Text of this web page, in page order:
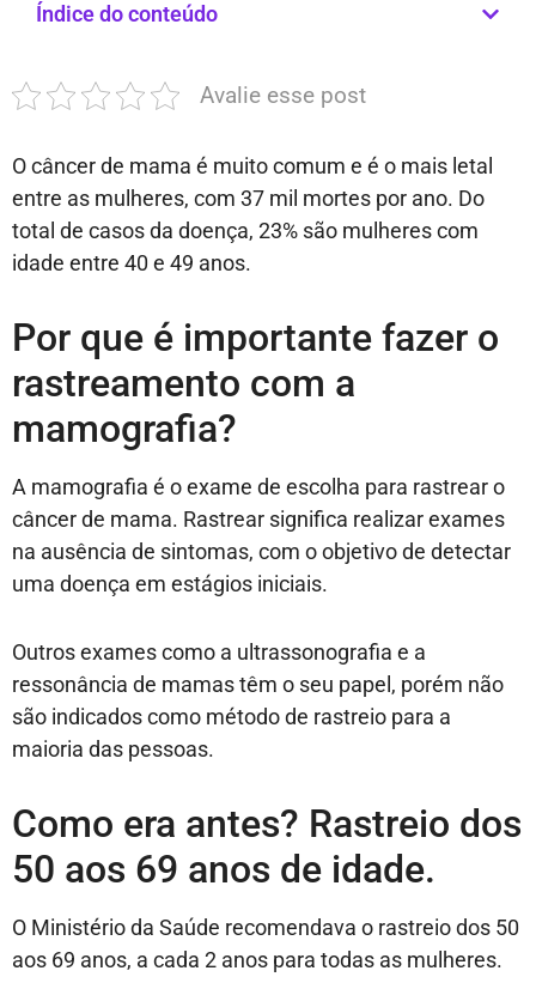
Índice do conteúdo
Avalie esse post
O câncer de mama é muito comum e é o mais letal
entre as mulheres, com 37 mil mortes por ano. Do
total de casos da doença, 23% são mulheres com
idade entre 40 e 49 anos.
Por que é importante fazer o
rastreamento com a
mamografia?
A mamografia é o exame de escolha para rastrear o
câncer de mama. Rastrear significa realizar exames
na ausência de sintomas, com o objetivo de detectar
uma doença em estágios iniciais.
Outros exames como a ultrassonografia e a
ressonância de mamas têm o seu papel, porém não
são indicados como método de rastreio para a
maioria das pessoas.
Como era antes? Rastreio dos
50 aos 69 anos de idade.
O Ministério da Saúde recomendava o rastreio dos 50
aos 69 anos, a cada 2 anos para todas as mulheres.